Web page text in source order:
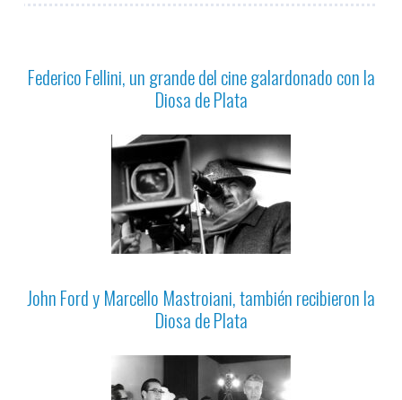
Federico Fellini, un grande del cine galardonado con la
Diosa de Plata
John Ford y Marcello Mastroiani, también recibieron la
Diosa de Plata